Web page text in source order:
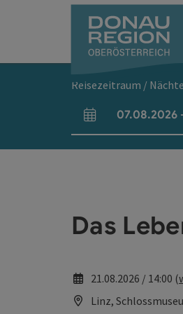
Reisezeitraum / Nächte
An- und Abreisefelder
07.08.2026
Das
21.08.2026 / 14:00 (
Linz,